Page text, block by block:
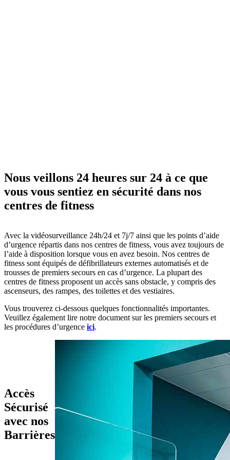
Nous veillons 24 heures sur 24 à ce que
vous vous sentiez en sécurité dans nos
centres de fitness
Avec la vidéosurveillance 24h/24 et 7j/7 ainsi que les points d’aide
d’urgence répartis dans nos centres de fitness, vous avez toujours de
l’aide à disposition lorsque vous en avez besoin. Nos centres de
fitness sont équipés de défibrillateurs externes automatisés et de
trousses de premiers secours en cas d’urgence. La plupart des
centres de fitness proposent un accès sans obstacle, y compris des
ascenseurs, des rampes, des toilettes et des vestiaires.
Vous trouverez ci-dessous quelques fonctionnalités importantes.
Veuillez également lire notre document sur les premiers secours et
les procédures d’urgence ici.
Accès
Sécurisé
avec nos
Barrières